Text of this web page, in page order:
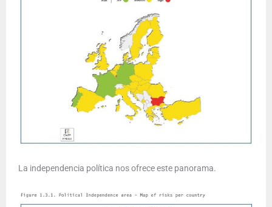
La independencia política nos ofrece este panorama.